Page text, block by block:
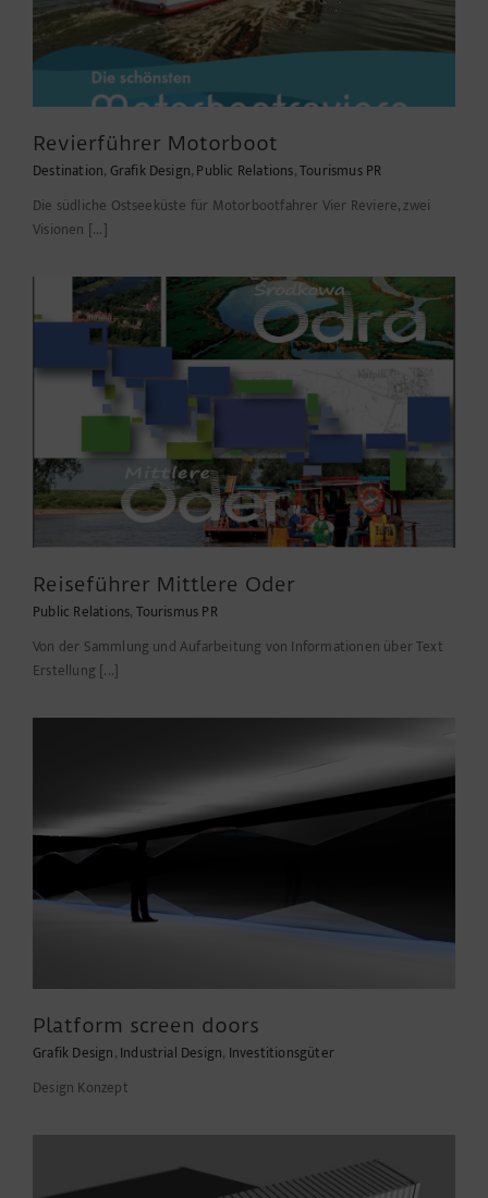
Revierführer Motorboot
Destination,Grafik Design,Public Relations,Tourismus PR
Die südliche Ostseeküste für Motorbootfahrer Vier Reviere, zwei
Visionen [...]
Reiseführer Mittlere Oder
Public Relations,Tourismus PR
Von der Sammlung und Aufarbeitung von Informationen über Text
Erstellung [...]
Platform screen doors
Grafik Design,Industrial Design, Investitionsgüter
Design Konzept